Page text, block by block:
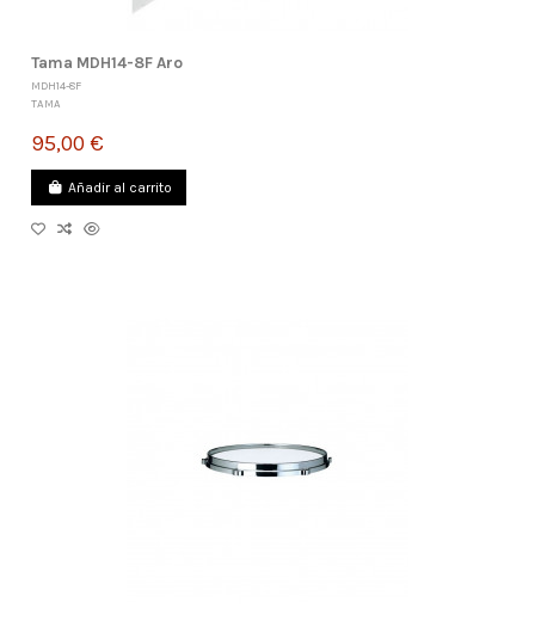
Tama MDH14-8F Aro
MDH14-8F
TAMA
95,00 €
Añadir al carrito